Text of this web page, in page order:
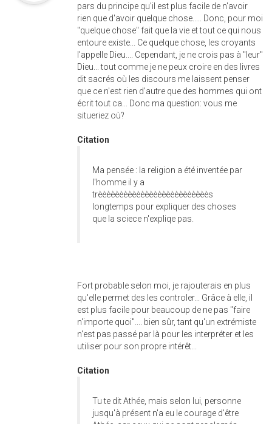
pars du principe qu'il est plus facile de n'avoir
rien que d'avoir quelque chose..... Donc, pour moi
"quelque chose" fait que la vie et tout ce qui nous
entoure existe... Ce quelque chose, les croyants
l'appelle Dieu.... Cependant, je ne crois pas à "leur"
Dieu... tout comme je ne peux croire en des livres
dit sacrés où les discours me laissent penser
que ce n'est rien d'autre que des hommes qui ont
écrit tout ca... Donc ma question: vous me
situeriez où?
Citation
Ma pensée : la religion a été inventée par
l'homme il y a
trèèèèèèèèèèèèèèèèèèèèèèèèèès
longtemps pour expliquer des choses
que la sciece n'expliqe pas.
Fort probable selon moi, je rajouterais en plus
qu'elle permet des les controler... Grâce à elle, il
est plus facile pour beaucoup de ne pas "faire
n'importe quoi".... bien sûr, tant qu'un extrémiste
n'est pas passé par là pour les interpréter et les
utiliser pour son propre intérêt...
Citation
Tu te dit Athée, mais selon lui, personne
jusqu'à présent n'a eu le courage d'être